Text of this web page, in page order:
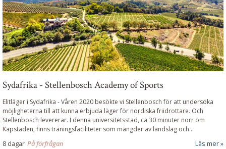
Sydafrika - Stellenbosch Academy of Sports
Elitläger i Sydafrika -Våren 2020 besökte vi Stellenbosch för att undersöka
möjligheterna till att kunna erbjuda läger för nordiska friidrottare. Och
Stellenbosch levererar. I denna universitetsstad, ca 30 minuter norr om
Kapstaden, finns träningsfaciliteter som mängder av landslag och...
8 dagar På förfrågan Läs mer